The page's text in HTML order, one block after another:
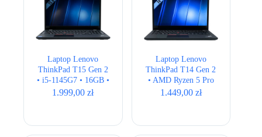
Laptop Lenovo
ThinkPad T15 Gen 2
• i5-1145G7 • 16GB •
256GB • Iris Xe •
1.999,00zł
Laptop Lenovo
ThinkPad T14 Gen 2
• AMD Ryzen 5 Pro
5650U • 16GB •
1.449,00 zł